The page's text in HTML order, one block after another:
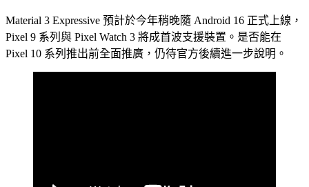
Material 3 Expressive 預計於今年稍晚隨 Android 16 正式上線，
Pixel 9 系列與 Pixel Watch 3 將成首波支援裝置。是否能在
Pixel 10 系列推出前全面推廣，仍待官方後續進一步說明。